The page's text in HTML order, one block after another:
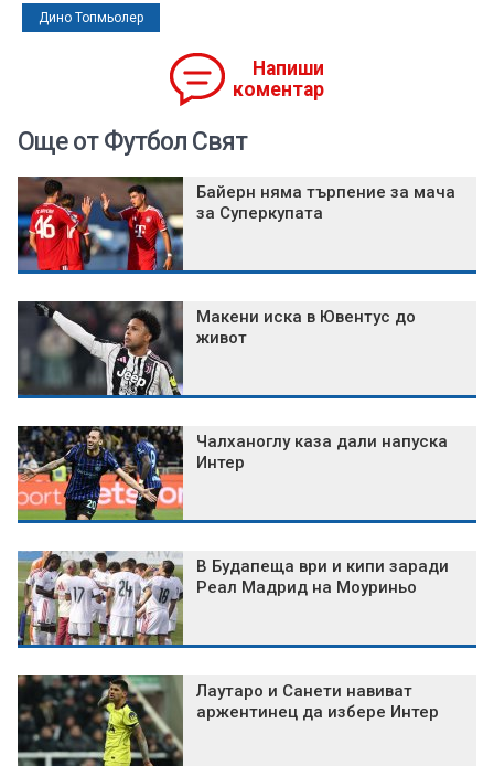
Дино Топмьолер
Напиши
коментар
Още от Футбол Свят
Байерн няма търпение за мача
за Суперкупата
Макени иска в Ювентус до
живот
Чалханоглу каза дали напуска
Интер
В Будапеща ври и кипи заради
Реал Мадрид на Моуриньо
Лаутаро и Санети навиват
аржентинец да избере Интер